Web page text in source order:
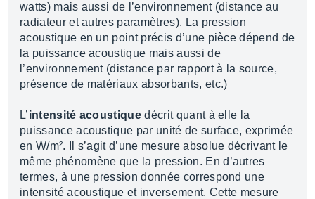
watts) mais aussi de l’environnement (distance au
radiateur et autres paramètres). La pression
acoustique en un point précis d’une pièce dépend de
la puissance acoustique mais aussi de
l’environnement (distance par rapport à la source,
présence de matériaux absorbants, etc.)
L’intensité acoustique décrit quant à elle la
puissance acoustique par unité de surface, exprimée
en W/m². Il s’agit d’une mesure absolue décrivant le
même phénomène que la pression. En d’autres
termes, à une pression donnée correspond une
intensité acoustique et inversement. Cette mesure